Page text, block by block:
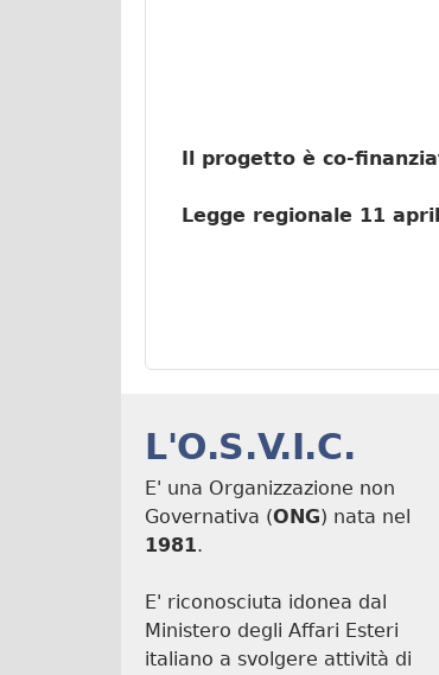
Il progetto è co-
Legge regionale 11
L'O.S.V.I.C.
E' una Organizzazione non
Governativa (ONG) nata nel
1981.
E' riconosciuta idonea dal
Ministero degli Affari Esteri
italiano a svolgere attività di